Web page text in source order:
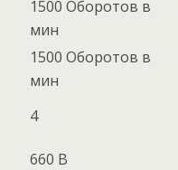
1500 Оборотов в
мин
1500 Оборотов в
мин
4
660 В